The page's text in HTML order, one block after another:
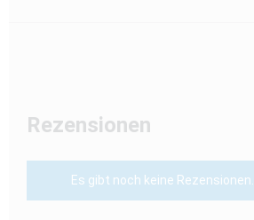
Rezensionen
Es gibt noch keine Rezensionen.